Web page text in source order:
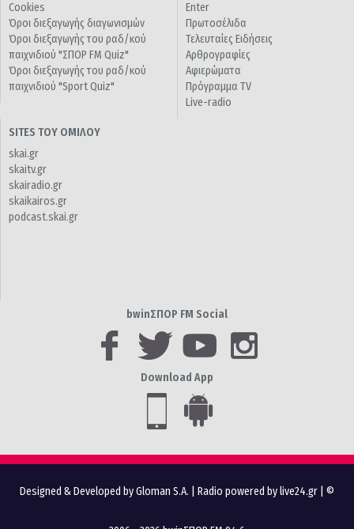
Cookies
Όροι διεξαγωγής διαγωνισμών
Όροι διεξαγωγής του ραδ/κού
παιχνιδιού "ΣΠΟΡ FM Quiz"
Όροι διεξαγωγής του ραδ/κού
παιχνιδιού "Sport Quiz"
Enter
Πρωτοσέλιδα
Τελευταίες Ειδήσεις
Αρθρογραφίες
Αφιερώματα
Πρόγραμμα TV
Live-radio
SITES ΤΟΥ ΟΜΙΛΟΥ
skai.gr
skaitv.gr
skairadio.gr
skaikairos.gr
podcast.skai.gr
bwinΣΠΟΡ FM Social
Download App
Designed & Developed by Gloman S.A. Radio powered by live24.gr | ©